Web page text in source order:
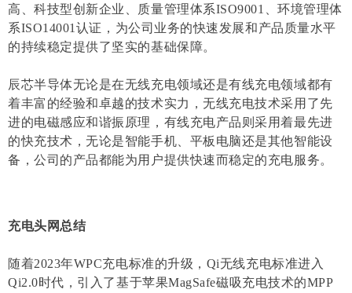
高、科技型创新企业、质量管理体系ISO9001、环境管理体
系ISO14001认证，为公司业务的快速发展和产品质量水平
的持续稳定提供了坚实的基础保障。
辰芯半导体无论是在无线充电领域还是有线充电领域都有
着丰富的经验和卓越的技术实力，无线充电技术采用了先
进的电磁感应和谐振原理，有线充电产品则采用着最先进
的快充技术，无论是智能手机、平板电脑还是其他智能设
备，公司的产品都能为用户提供快速而稳定的充电服务。
充电头网总结
随着2023年WPC充电标准的升级，Qi无线充电标准进入
Qi2.0时代，引入了基于苹果MagSafe磁吸充电技术的MPP